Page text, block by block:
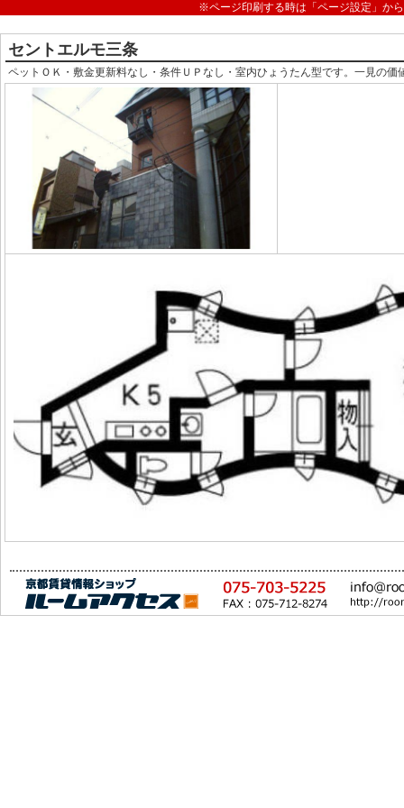
※ページ印刷する時は「ページ設定」か
セントエルモ三条
ペットＯＫ・敷金更新料なし・条件ＵＰなし・室内ひょうたん型です。一見の価